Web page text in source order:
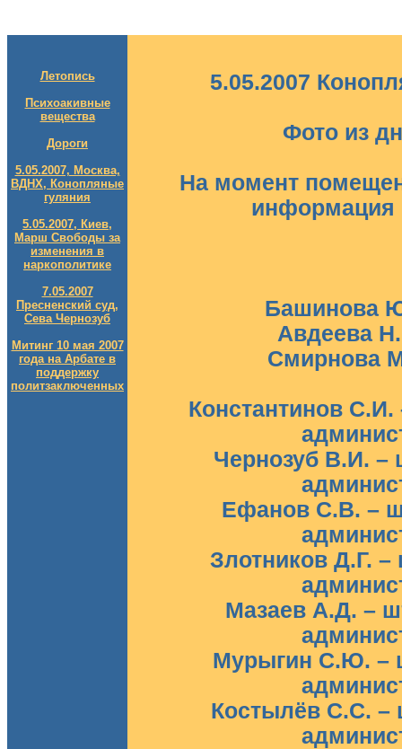
Летопись
Психоакивные
вещества
Дороги
5.05.2007, Москва,
ВДНХ, Конопляные
гуляния
5.05.2007, Киев,
Марш Свободы за
изменения в
наркополитике
7.05.2007
Пресненский суд,
Сева Чернозуб
Митинг 10 мая 2007
года на Арбате в
поддержку
политзаключенных
5.05.2007
Фото из
На момент
информация
Башинова
Авдеева
Смирнова
Константинов
Чернозуб В.И. –
Ефанов С.В. –
Злотников Д.Г. –
Мазаев А.Д. –
Мурыгин С.Ю. –
Костылёв С.С. –